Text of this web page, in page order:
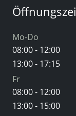
Mo-Do
08:00 - 12:00
13:00 - 17:15
Fr
08:00 - 12:00
13:00 - 15:00